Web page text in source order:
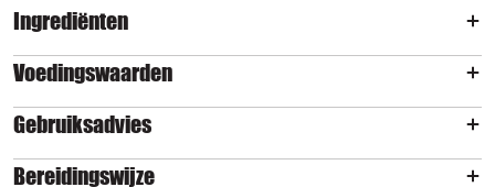
Ingrediënten
Voedingswaarden
Gebruiksadvies
Bereidingswijze